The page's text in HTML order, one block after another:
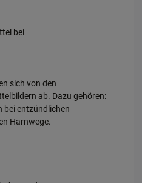
bei
sich von den
ab. Dazu gehören:
bei entzündlichen
Harnwege.